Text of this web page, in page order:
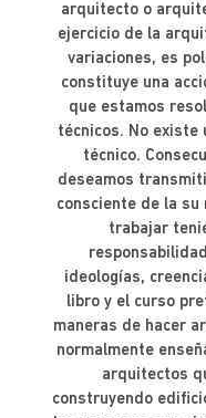
arquitecto o
ejercicio de la
variaciones, es
constituye una
que estamos
técnicos. No existe
técnico.
deseamos
consciente de la su
trabajar
ideologías,
libro y el curso
maneras de hacer
normalmente
arquitectos
construyendo